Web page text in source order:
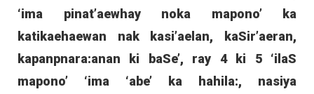
‘ima pinat’aewhay noka mapono’ ka
katikaehaewan nak kasi’aelan, kaSir’aeran,
kapanpnara:anan ki baSe’, ray 4 ki 5 ‘ilaS
mapono’ ‘ima ‘abe’ ka hahila:, nasiya